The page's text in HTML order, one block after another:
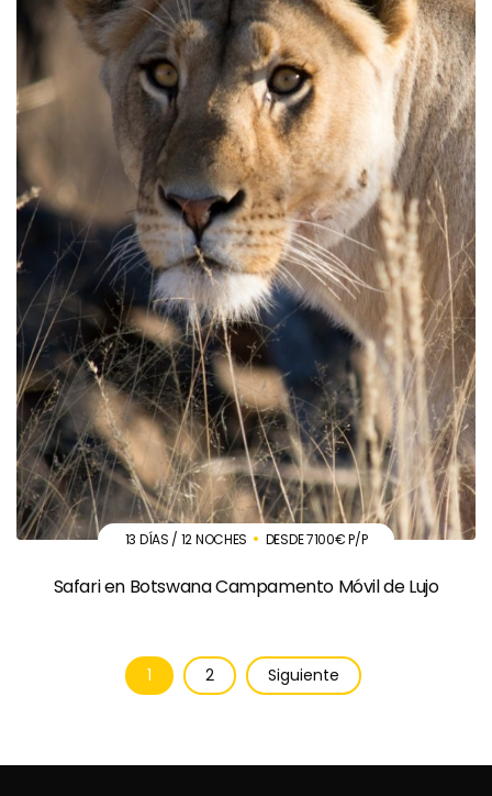
13 DÍAS / 12 NOCHES DESDE 7100€ P/P
Safari en Botswana Campamento Móvil de Lujo
1 2 Siguiente